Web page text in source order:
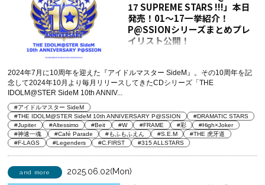
17 SUPREME STARS !!!」本日
発売！01～17一挙紹介！
P@SSIONシリーズまとめプレ
イリスト公開！
2024年7月に10周年を迎えた『アイドルマスター SideM』。その10周年を記
念して2024年10月より毎月リリースしてきたCDシリーズ「THE
IDOLM@STER SideM 10th ANNIV...
#アイドルマスター SideM
#THE IDOLM@STER SideM 10th ANNIVERSARY P@SSION
#DRAMATIC STARS
#Jupiter
#Altessimo #Beit #W #FRAME #彩
#High×Joker
#神速一魂
#Café Parade #もふもふえん #S.E.M
#THE 虎牙道
#F-LAGS
#Legenders #C.FIRST #315 ALLSTARS
and more 2025.06.02(Mon)